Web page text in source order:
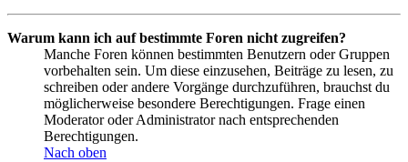
Warum kann ich auf bestimmte Foren nicht zugreifen?
Manche Foren können bestimmten Benutzern oder Gruppen
vorbehalten sein. Um diese einzusehen, Beiträge zu lesen, zu
schreiben oder andere Vorgänge durchzuführen, brauchst du
möglicherweise besondere Berechtigungen. Frage einen
Moderator oder Administrator nach entsprechenden
Berechtigungen.
Nach oben